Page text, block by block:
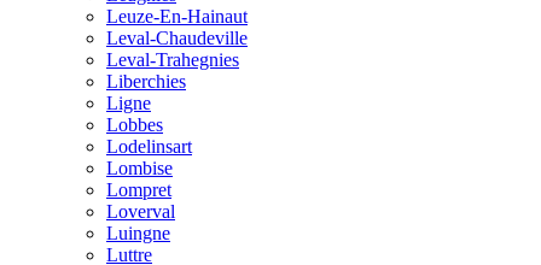
Leuze-En-Hainaut
Leval-Chaudeville
Leval-Trahegnies
Liberchies
Ligne
Lobbes
Lodelinsart
Lombise
Lompret
Loverval
Luingne
Luttre